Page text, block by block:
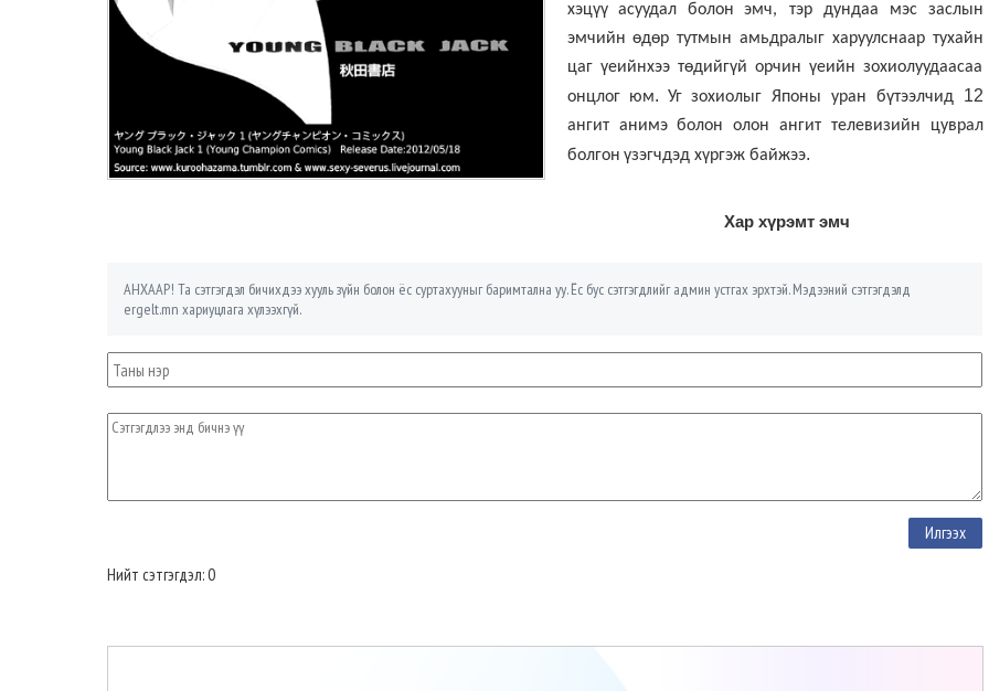
хэцүү асуудал болон эмч, тэр дундаа мэс
заслын
эмчийн өдөр тутмын амьдралыг харуулснаар тухайн
цаг үеийнхээ төдийгүй орчин үеийн зохиолуудаасаа
онцлог юм.Уг зохиолыг Японы уран бүтээлчид 12
ангит анимэ болон олон ангит телевизийн
цуврал
болгон үзэгчдэд хүргэж байжээ.
Хар хүрэмт эмч
АНХААР! Та сэтгэгдэл бичихдээ хууль зүйн болон ёс суртахууныг баримтална уу. Ёс бус сэтгэгдлийг админ устгах эрхтэй. Мэдээний сэтгэгдэлд
ergelt.mn хариуцлага хүлээхгүй.
Нийт сэтгэгдэл: 0